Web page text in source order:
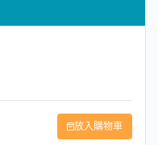
放入購物車